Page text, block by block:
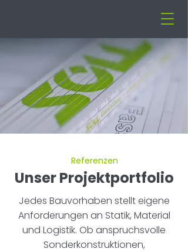
Referenzen
Unser Projektportfolio
Jedes Bauvorhaben stellt eigene
Anforderungen an Statik, Material
und Logistik. Ob anspruchsvolle
Sonderkonstruktionen,